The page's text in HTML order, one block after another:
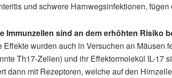
und schwere Harnwegsinfektionen,
Immunzellen sind an dem erhöhten Risiko
Effekte wurden auch in Versuchen an Mäusen
Th17-Zellen) und ihr Effektormolekül IL-17
dann mit Rezeptoren, welche auf den